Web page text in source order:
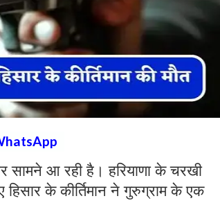
सामने आ रही है। हरियाणा के चरखी
के कीर्तिमान ने गुरुग्राम के एक